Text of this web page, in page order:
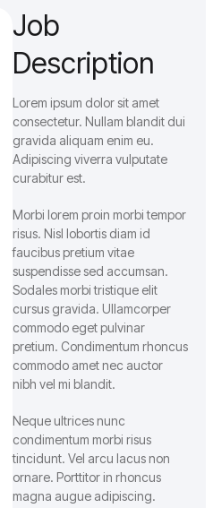
Job
Description
Lorem ipsum dolor sit amet
consectetur. Nullam blandit dui
gravida aliquam enim eu.
Adipiscing viverra vulputate
curabitur est.
Morbi lorem proin morbi tempor
risus. Nisl lobortis diam id
faucibus pretium vitae
suspendisse sed accumsan.
Sodales morbi tristique elit
cursus gravida. Ullamcorper
commodo eget pulvinar
pretium. Condimentum rhoncus
commodo amet nec auctor
nibh vel mi blandit.
Neque ultrices nunc
condimentum morbi risus
tincidunt. Vel arcu lacus non
ornare. Porttitor in rhoncus
magna augue adipiscing.